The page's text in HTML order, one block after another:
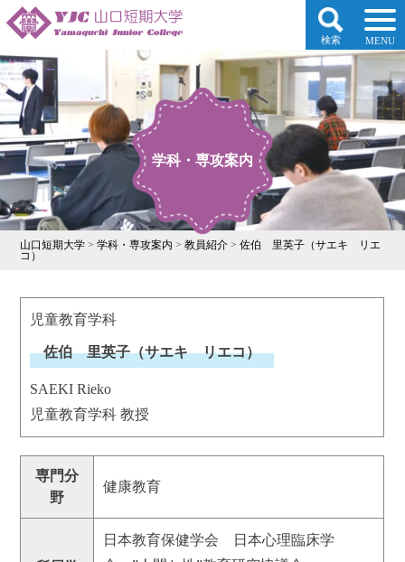
検索 MENU
学科・専攻案内
山口短期大学 >学科・専攻案内 >教員紹介 >佐伯 里英子（サエキ リエ
コ）
児童教育学科
佐伯 里英子（サエキ リエコ）
SAEKI Rieko
児童教育学科 教授
専門分
野
健康教育
日本教育保健学会 日本心理臨床学